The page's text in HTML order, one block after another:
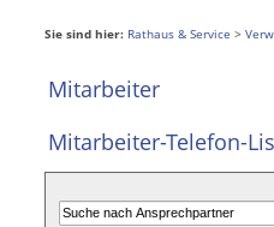
Sie sind hier: Rathaus & Service >
Mitarbeiter
Mitarbeiter-Telefon-